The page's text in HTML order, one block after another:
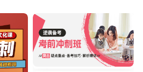
习即将进入全面冲刺阶段。在最后的三个月，
所有考生与老师都卯足劲全力备考，但仍有大
部分学生为语文作文感到头疼，抓不住主题、
没思路、论证苍白、语言平淡……这都是高三
生写作文时的常见问题，造成这些问题的原因
是多方面的，比如基础不牢、逻辑思维缺失、
积累不足等。对于这些
高三如何快速进入备考状态？江
苏哪家补习机构靠谱？